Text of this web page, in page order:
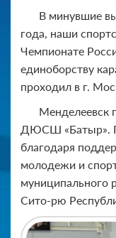
В минувшие
года, наши
Чемпионате
единоборству
проходил в г.
Менделеевск
ДЮСШ «Батыр».
благодаря
молодежи и
муниципального
Сито-рю